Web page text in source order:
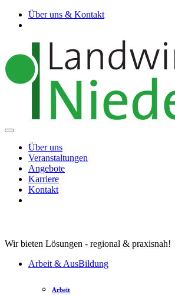
Über uns & Kontakt
Über uns
Veranstaltungen
Angebote
Karriere
Kontakt
Wir bieten Lösungen - regional & praxisnah!
Arbeit & AusBildung
Arbeit